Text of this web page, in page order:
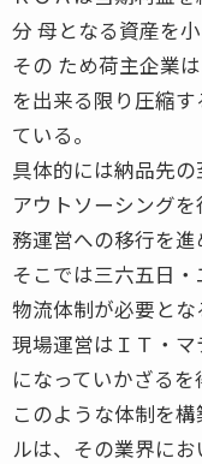
分 母となる資産を
その ため荷主企業
を出来る限り圧縮
ている。
具体的には納品先
アウトソーシング
務運営への移行を進
そこでは三六五日
物流体制が必要とな
現場運営はＩＴ・
になっていかざるを
このような体制を
ルは、その業界に